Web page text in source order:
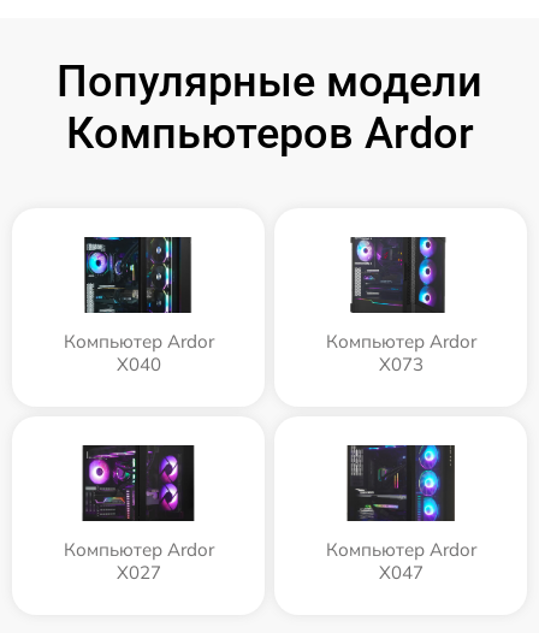
Популярные модели
Компьютеров Ardor
Компьютер Ardor
X040
Компьютер Ardor
X073
Компьютер Ardor
X027
Компьютер Ardor
X047